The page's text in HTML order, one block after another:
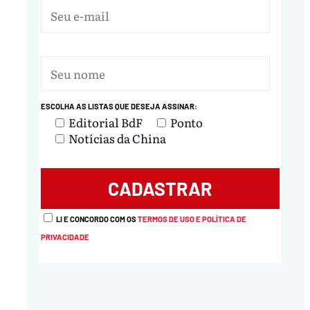
ESCOLHA AS LISTAS QUE DESEJA ASSINAR:
Editorial BdF
Ponto
Notícias da China
LI E CONCORDO COM OSTERMOS DE USO E POLÍTICA DE
PRIVACIDADE